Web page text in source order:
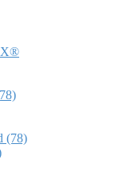
(78)